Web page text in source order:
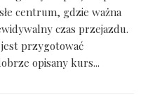
centrum, gdzie ważna
czas przejazdu.
przygotować
opisany kurs...